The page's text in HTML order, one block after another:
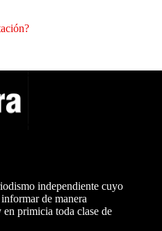
independiente cuyo
de manera
primicia toda clase de